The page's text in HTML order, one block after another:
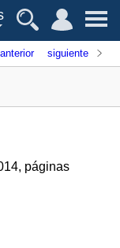
anterior siguiente
páginas